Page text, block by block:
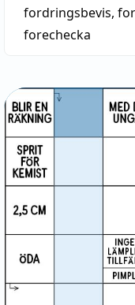
fordringsbevis,
forechecka